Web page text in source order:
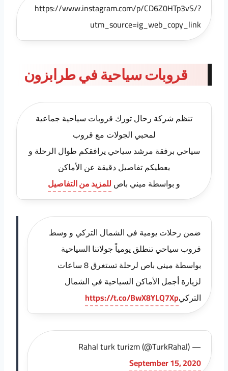
https://www.instagram.com/p/CD6Z0HTp3vS/?
utm_source=ig_web_copy_link
قروبات سياحية في طرابزون
تنظم شركة رحال تورك قروبات سياحية جماعية
لمحبي الجولات مع قروب
سياحي برفقة مرشد سياحي يرافقكم طوال الرحلة و
يعطيكم تفاصيل دقيقة عن الأماكن
و بواسطة ميني باص للمزيد من التفاصيل
ضمن رحلات يومية في الشمال التركي و وسط
قروب سياحي تنطلق يومياً جولاتنا السياحية
بواسطة ميني باص لرحلة تستغرق 8 ساعات
لزيارة أجمل الأماكن السياحية في الشمال
التركيhttps://t.co/BwX8YLQ7Xp
— Rahal turk turizm (@TurkRahal)
September 15, 2020